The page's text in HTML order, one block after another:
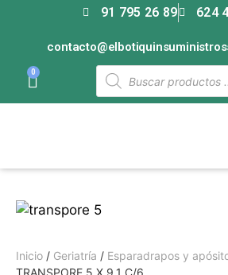
91 795 26 89 624
0
Inicio / Geriatría / Esparadrapos y
TRANSPORE 5 X 9,1 C/6